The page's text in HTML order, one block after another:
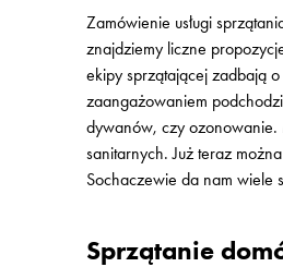
Zamówienie usługi
znajdziemy liczne
ekipy sprzątającej zadbają
zaangażowaniem
dywanów, czy ozonowanie.
sanitarnych. Już teraz
Sochaczewie da nam wiele
Sprzątanie